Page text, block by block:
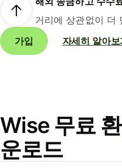
거리에 상관없이 더
가입
자세히 알아보
Wise 무료
운로드